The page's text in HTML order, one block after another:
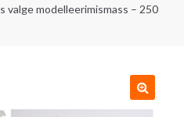
valge modelleerimismass – 250